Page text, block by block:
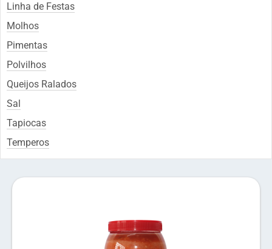
Linha de Festas
Molhos
Pimentas
Polvilhos
Queijos Ralados
Sal
Tapiocas
Temperos